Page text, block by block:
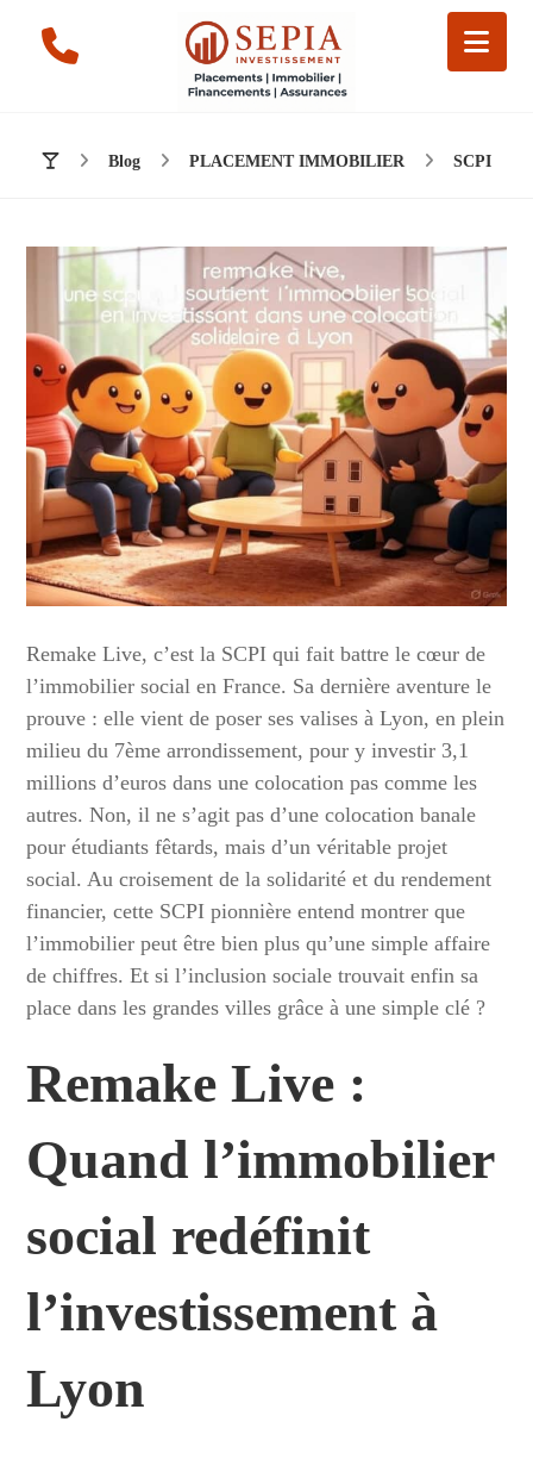
Blog PLACEMENT IMMOBILIER SCPI
Remake Live, c’est la SCPI qui fait battre le cœur de
l’immobilier social en France. Sa dernière aventure le
prouve : elle vient de poser ses valises à Lyon, en plein
milieu du 7ème arrondissement, pour y investir 3,1
millions d’euros dans une colocation pas comme les
autres. Non, il ne s’agit pas d’une colocation banale
pour étudiants fêtards, mais d’un véritable projet
social. Au croisement de la solidarité et du rendement
financier, cette SCPI pionnière entend montrer que
l’immobilier peut être bien plus qu’une simple affaire
de chiffres. Et si l’inclusion sociale trouvait enfin sa
place dans les grandes villes grâce à une simple clé ?
Remake Live :
Quand l’immobilier
social redéfinit
l’investissement à
Lyon